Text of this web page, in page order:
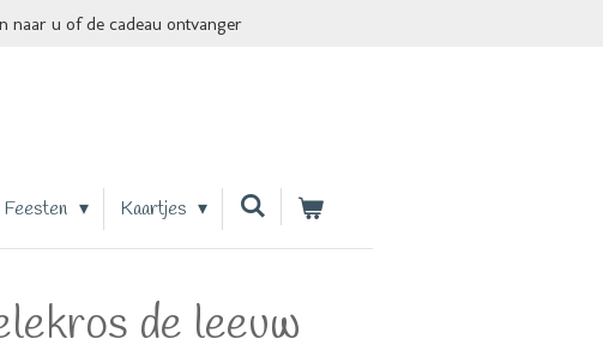
naar u of de cadeau ontvanger
Feesten Kaartjes
de leeuw